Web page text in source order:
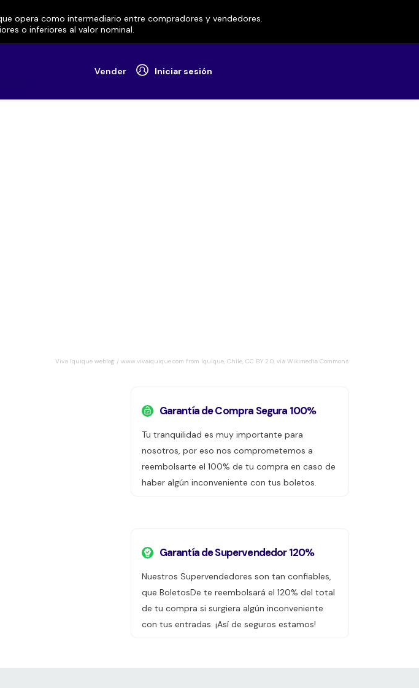
opera como intermediario entre compradores y vendedores.
o inferiores al valor nominal.
Vender Iniciar sesión
Viva Iquique weblog / www.vivaiquique.com from Iquique, Chile, CC BY 2.0, vía Wikimedia Commons
Garantía de Compra Segura 100%
Tu tranquilidad es muy importante para
nosotros, por eso nos comprometemos a
reembolsarte el 100% de tu compra en caso de
haber algún inconveniente con tus boletos.
Garantía de Supervendedor 120%
Nuestros Supervendedores son tan confiables,
que BoletosDe te reembolsará el 120% del total
de tu compra si surgiera algún inconveniente
con tus entradas. ¡Así de seguros estamos!